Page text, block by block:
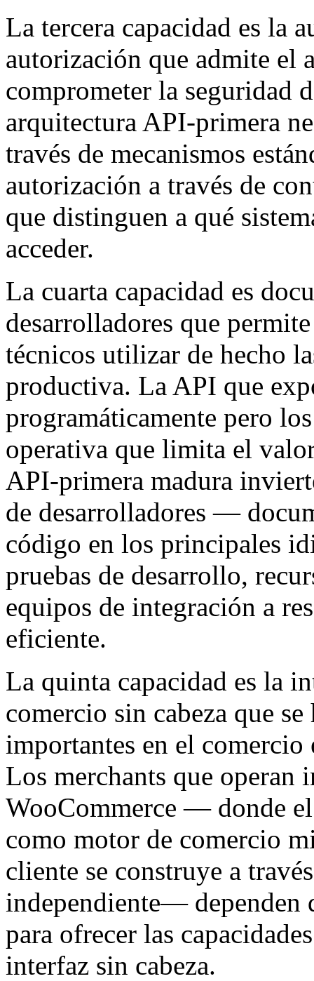
La tercera capacidad es la
autorización que admite el
comprometer la seguridad
arquitectura API-primera
través de mecanismos
autorización a través de
que distinguen a qué
acceder.
La cuarta capacidad es
desarrolladores que
técnicos utilizar de hecho
productiva. La API que
programáticamente pero
operativa que limita el
API-primera madura
de desarrolladores —
código en los principales
pruebas de desarrollo,
equipos de integración a
eficiente.
La quinta capacidad es la
comercio sin cabeza que
importantes en el
Los merchants que operan
WooCommerce — donde
como motor de comercio
cliente se construye a
independiente— dependen
para ofrecer las
interfaz sin cabeza.